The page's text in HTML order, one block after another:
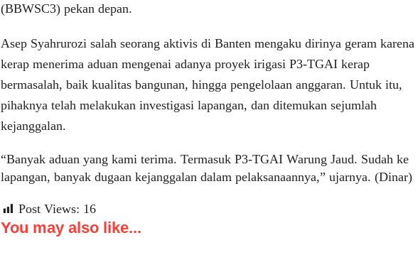
(BBWSC3) pekan depan.
Asep Syahrurozi salah seorang aktivis di Banten mengaku dirinya geram karena
kerap menerima aduan mengenai adanya proyek irigasi P3-TGAI kerap
bermasalah, baik kualitas bangunan, hingga pengelolaan anggaran. Untuk itu,
pihaknya telah melakukan investigasi lapangan, dan ditemukan sejumlah
kejanggalan.
“Banyak aduan yang kami terima. Termasuk P3-TGAI Warung Jaud. Sudah ke
lapangan, banyak dugaan kejanggalan dalam pelaksanaannya,” ujarnya. (Dinar)
Post Views: 16
You may also like...